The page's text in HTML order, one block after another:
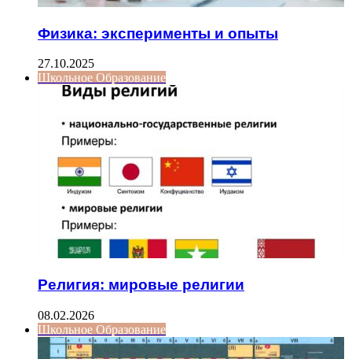
Физика: эксперименты и опыты
27.10.2025
Школьное Образование
Религия: мировые религии
08.02.2026
Школьное Образование